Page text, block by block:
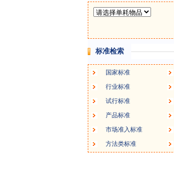
标准检索
国家标准
行业标准
试行标准
产品标准
市场准入标准
方法类标准